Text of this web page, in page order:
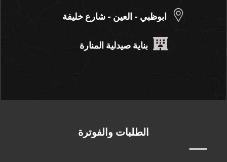
ابوظبي - العين - شارع خليفة
بناية صيدلية المنارة
الطلبات والفوترة